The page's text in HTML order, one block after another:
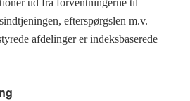
efterspørgslen m.v.
afdelinger er indeksbaserede